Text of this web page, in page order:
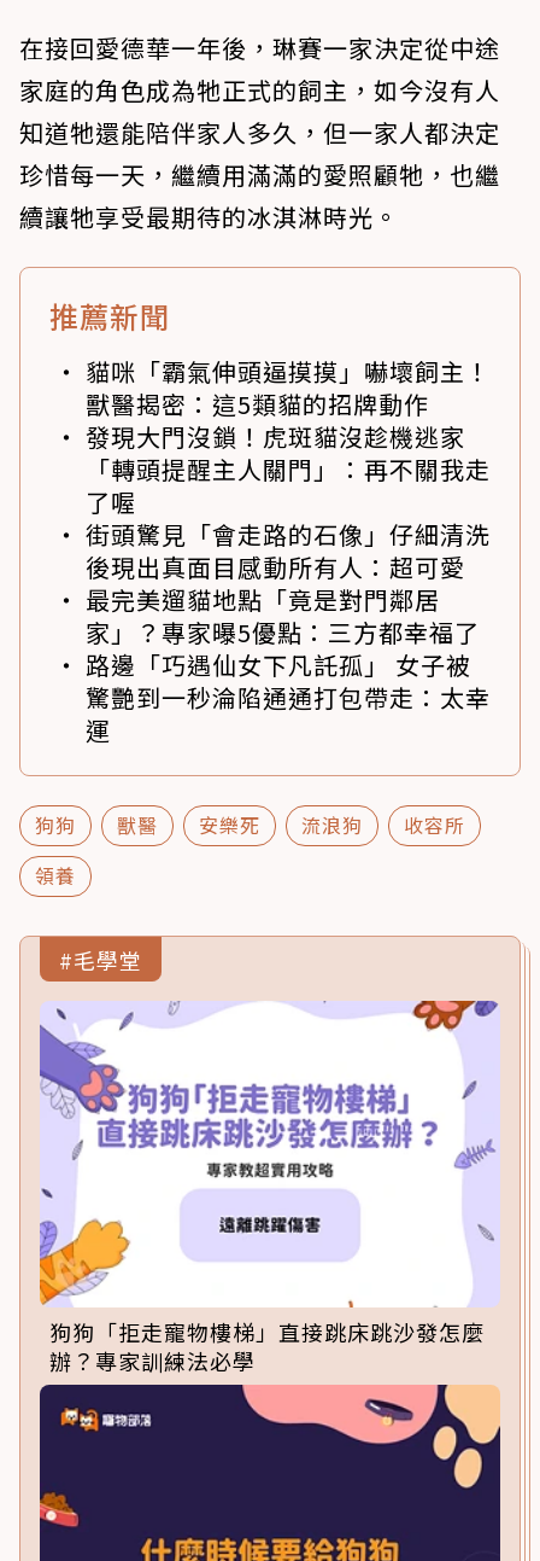
在接回愛德華一年後，琳賽一家決定從中途
家庭的角色成為牠正式的飼主，如今沒有人
知道牠還能陪伴家人多久，但一家人都決定
珍惜每一天，繼續用滿滿的愛照顧牠，也繼
續讓牠享受最期待的冰淇淋時光。
推薦新聞
貓咪「霸氣伸頭逼摸摸」嚇壞飼主！
獸醫揭密：這5類貓的招牌動作
發現大門沒鎖！虎斑貓沒趁機逃家
「轉頭提醒主人關門」：再不關我走
了喔
街頭驚見「會走路的石像」仔細清洗
後現出真面目感動所有人：超可愛
最完美遛貓地點「竟是對門鄰居
家」？專家曝5優點：三方都幸福了
路邊「巧遇仙女下凡託孤」 女子被
驚艷到一秒淪陷通通打包帶走：太幸
運
狗狗 獸醫 安樂死 流浪狗
收容所
領養
#毛學堂
狗狗「拒走寵物樓梯」直接跳床跳沙發怎麼
辦？專家訓練法必學